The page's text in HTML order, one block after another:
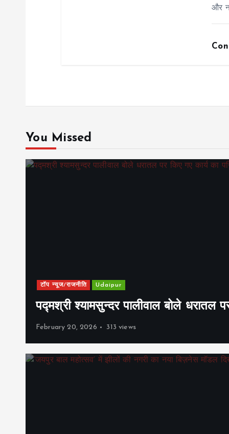
और
You Missed
टॉप न्यूज/राजनीति Udaipur
पद्मश्री श्यामसुन्दर पालीवाल बोले धरातल
February 20, 2026 313 views